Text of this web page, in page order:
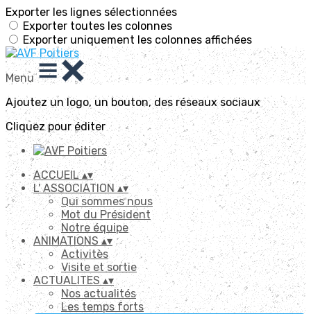
Exporter les lignes sélectionnées
Exporter toutes les colonnes
Exporter uniquement les colonnes affichées
Menu
Ajoutez un logo, un bouton, des réseaux sociaux
Cliquez pour éditer
ACCUEIL▴▾
L' ASSOCIATION▴▾
Qui sommes nous
Mot du Président
Notre équipe
ANIMATIONS▴▾
Activitès
Visite et sortie
ACTUALITES ▴▾
Nos actualités
Les temps forts